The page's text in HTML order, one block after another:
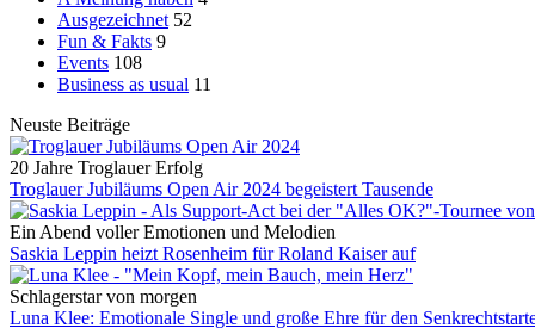
Ausgezeichnet 52
Fun & Fakts 9
Events 108
Business as usual 11
Neuste Beiträge
20 Jahre Troglauer Erfolg
Troglauer Jubiläums Open Air 2024 begeistert Tausende
Ein Abend voller Emotionen und Melodien
Saskia Leppin heizt Rosenheim für Roland Kaiser auf
Schlagerstar von morgen
Luna Klee: Emotionale Single und große Ehre für den